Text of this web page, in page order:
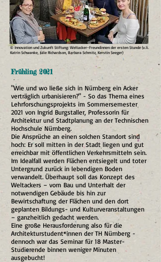
© Innovation und Zukunft Stiftung: Weltacker-Freundinnen der ersten Stunde (v.li.
Katrin Schwanke, Julie Richardson, Barbara Schmitz, Kerstin Seeger)
Frühling 2021
"Wie und wo ließe sich in Nürnberg ein Acker
verträglich urbanisieren?" - So das Thema eines
Lehrforschungsprojekts im Sommersemester
2021 von Ingrid Burgstaller, Professorin für
Architektur und Stadtplanung an der Technischen
Hochschule Nürnberg.
Die Ansprüche an einen solchen Standort sind
hoch: Er soll mitten in der Stadt liegen und gut
erreichbar mit öffentlichen Verkehrsmitteln sein.
Im Idealfall werden Flächen entsiegelt und toter
Untergrund zurück in lebendigen Boden
verwandelt. Überhaupt soll das Konzept des
Weltackers – vom Bau und Unterhalt der
notwendigen Gebäude bis hin zur
Bewirtschaftung der Flächen und den dort
geplanten Bildungs- und Kulturveranstaltungen
– ganzheitlich gedacht werden.
Eine große Herausforderung also für die
Architekturstudent*innen der TH Nürnberg -
dennoch war das Seminar für 18 Master-
Studierende binnen weniger Minuten
ausgebucht!